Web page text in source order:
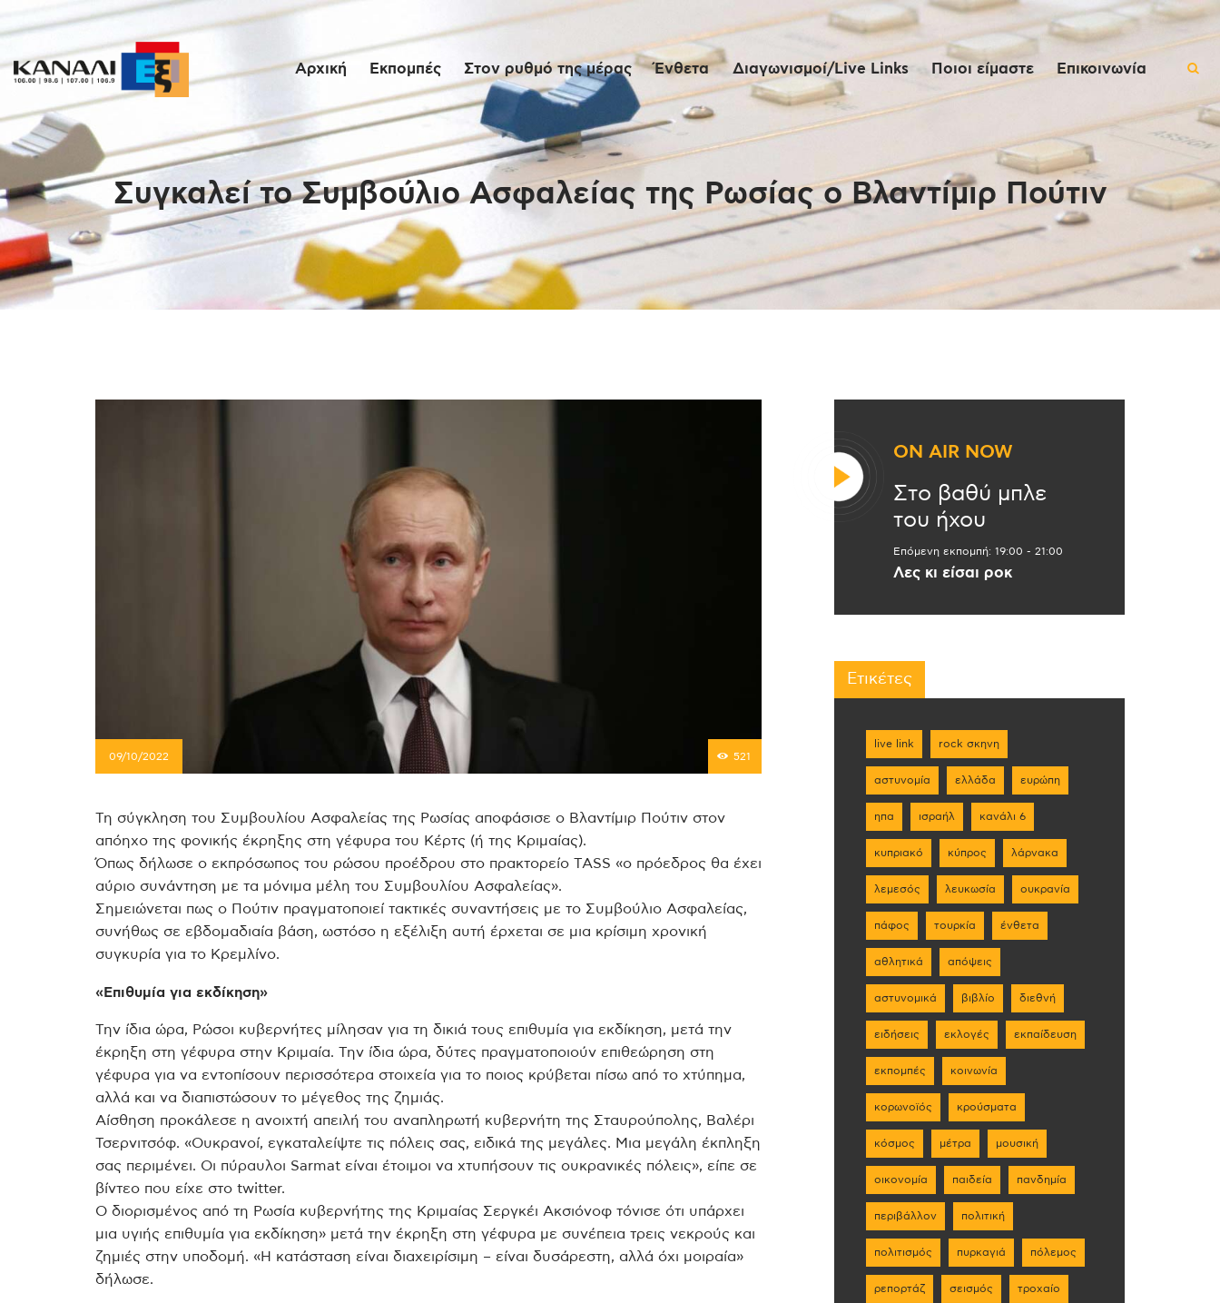
Αρχική Εκπομπές Στον ρυθμό της μέρας Ένθετα Διαγωνισμοί/Live Links Ποιοι είμαστε Επικοινωνία
Συγκαλεί το Συμβούλιο Ασφαλείας της Ρωσίας ο Βλαντίμιρ Πούτιν
Αρχική
Εκπομπές
Στον ρυθμό της
μέρας
Ένθετα
Διαγωνισμοί/Live
09/10/2022 521
Τη σύγκληση του Συμβουλίου Ασφαλείας της Ρωσίας αποφάσισε ο Βλαντίμιρ Πούτιν στον
απόηχο της φονικής έκρηξης στη γέφυρα του Κέρτς (ή της Κριμαίας).
Όπως δήλωσε ο εκπρόσωπος του ρώσου προέδρου στο πρακτορείο TASS «ο πρόεδρος θα έχει
αύριο συνάντηση με τα μόνιμα μέλη του Συμβουλίου Ασφαλείας».
Σημειώνεται πως ο Πούτιν πραγματοποιεί τακτικές συναντήσεις με το Συμβούλιο Ασφαλείας,
συνήθως σε εβδομαδιαία βάση, ωστόσο η εξέλιξη αυτή έρχεται σε μια κρίσιμη χρονική
συγκυρία για το Κρεμλίνο.
«Επιθυμία για εκδίκηση»
Την ίδια ώρα, Ρώσοι κυβερνήτες μίλησαν για τη δικιά τους επιθυμία για εκδίκηση, μετά την
έκρηξη στη γέφυρα στην Κριμαία. Την ίδια ώρα, δύτες πραγματοποιούν επιθεώρηση στη
γέφυρα για να εντοπίσουν περισσότερα στοιχεία για το ποιος κρύβεται πίσω από το χτύπημα,
αλλά και να διαπιστώσουν το μέγεθος της ζημιάς.
Αίσθηση προκάλεσε η ανοιχτή απειλή του αναπληρωτή κυβερνήτη της Σταυρούπολης, Βαλέρι
Τσερνιτσόφ. «Ουκρανοί, εγκαταλείψτε τις πόλεις σας, ειδικά της μεγάλες. Μια μεγάλη έκπληξη
σας περιμένει. Οι πύραυλοι Sarmat είναι έτοιμοι να χτυπήσουν τις ουκρανικές πόλεις», είπε σε
βίντεο που είχε στο twitter.
Ο διορισμένος από τη Ρωσία κυβερνήτης της Κριμαίας Σεργκέι Ακσιόνοφ τόνισε ότι υπάρχει
μια υγιής επιθυμία για εκδίκηση» μετά την έκρηξη στη γέφυρα με συνέπεια τρεις νεκρούς και
ζημιές στην υποδομή. «Η κατάσταση είναι διαχειρίσιμη – είναι δυσάρεστη, αλλά όχι μοιραία»
δήλωσε.
ON AIR NOW
Στο βαθύ μπλε
του ήχου
Επόμενη εκπομπή: 19:00 - 21:00
Λες κι είσαι ροκ
Ετικέτες
live link rock σκηνη
αστυνομία ελλάδα ευρώπη
ηπα ισραήλ κανάλι 6
κυπριακό κύπρος λάρνακα
λεμεσός λευκωσία ουκρανία
πάφος τουρκία ένθετα
αθλητικά απόψεις
αστυνομικά βιβλίο διεθνή
ειδήσεις εκλογές εκπαίδευση
εκπομπές κοινωνία
κορωνοϊός κρούσματα
κόσμος μέτρα μουσική
οικονομία παιδεία πανδημία
περιβάλλον πολιτική
πολιτισμός πυρκαγιά πόλεμος
ρεπορτάζ σεισμός τροχαίο